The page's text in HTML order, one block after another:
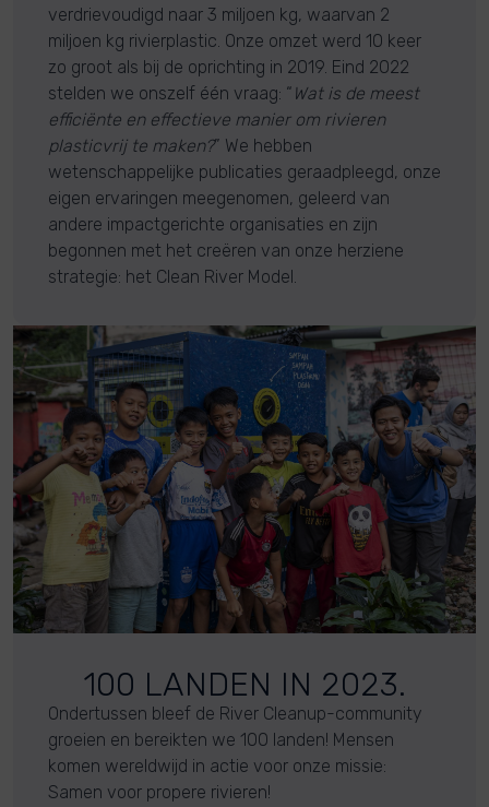
verdrievoudigd naar 3 miljoen kg, waarvan 2
miljoen kg rivierplastic. Onze omzet werd 10 keer
zo groot als bij de oprichting in 2019. Eind 2022
stelden we onszelf één vraag: “ Wat is de meest
efficiënte en effectieve manier om rivieren
plasticvrij te maken?” We hebben
wetenschappelijke publicaties geraadpleegd, onze
eigen ervaringen meegenomen, geleerd van
andere impactgerichte organisaties en zijn
begonnen met het creëren van onze herziene
strategie: het Clean River Model.
100 LANDEN IN 2023.
Ondertussen bleef de River Cleanup-community
groeien en bereikten we 100 landen! Mensen
komen wereldwijd in actie voor onze missie:
Samen voor propere rivieren!